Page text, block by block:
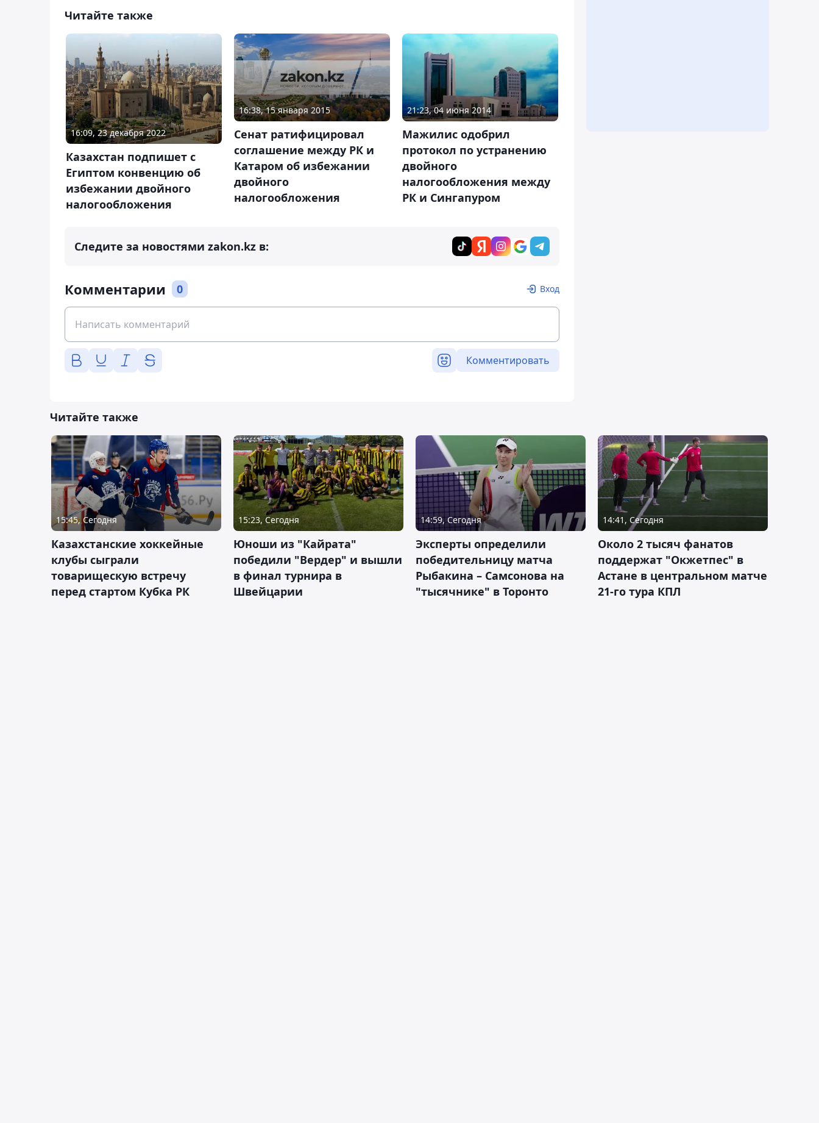
Читайте также
16:09, 23 декабря 2022
Казахстан подпишет с
Египтом конвенцию об
избежании двойного
налогообложения
16:38, 15 января 2015
Сенат ратифицировал
соглашение между РК и
Катаром об избежании
двойного
налогообложения
21:23, 04 июня 2014
Мажилис одобрил
протокол по устранению
двойного
налогообложения между
РК и Сингапуром
Следите за новостями zakon.kz в:
Комментарии 0 Вход
Комментировать
Читайте также
15:45, Сегодня
Казахстанские хоккейные
клубы сыграли
товарищескую встречу
перед стартом Кубка РК
15:23, Сегодня
Юноши из "Кайрата"
победили "Вердер" и вышли
в финал турнира в
Швейцарии
14:59, Сегодня
Эксперты определили
победительницу матча
Рыбакина – Самсонова на
"тысячнике" в Торонто
14:41, Сегодня
Около 2 тысяч фанатов
поддержат "Окжетпес" в
Астане в центральном матче
21-го тура КПЛ